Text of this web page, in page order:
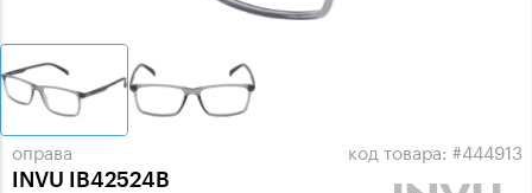
оправа
INVU IB42524B
код товара: #444913